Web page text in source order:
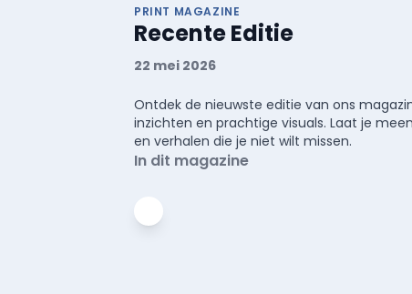
PRINT MAGAZINE
Recente Editie
22 mei 2026
Ontdek de nieuwste editie van ons
inzichten en prachtige visuals. Laat je
en verhalen die je niet wilt missen.
In dit magazine